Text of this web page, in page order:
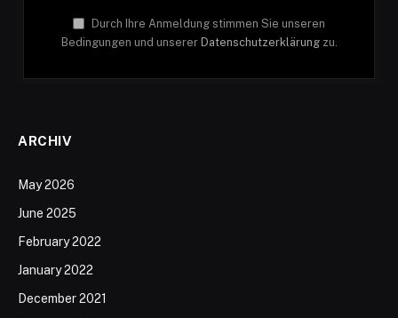
Durch Ihre Anmeldung stimmen Sie unseren
Bedingungen und unserer Datenschutzerklärungzu.
ARCHIV
May 2026
June 2025
February 2022
January 2022
December 2021